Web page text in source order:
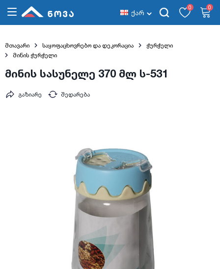
ქარ
0 0
მთავარი საყოფაცხოვრებო და დეკორაცია
ჭურჭელი
მინის ჭურჭელი
მინის სასუნელე 370 მლ ს-531
შედარება
გაზიარე